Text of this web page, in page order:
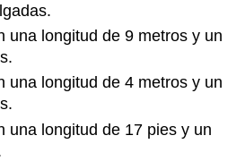
una longitud de 9 metros y un
una longitud de 4 metros y un
una longitud de 17 pies y un